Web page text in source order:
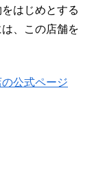
はじめとする
、この店舗を
公式ページ